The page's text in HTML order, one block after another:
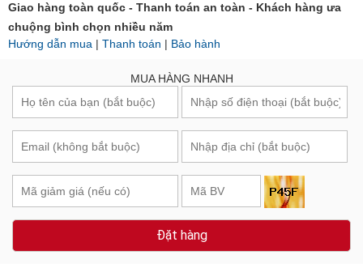
Giao hàng toàn quốc - Thanh toán an toàn - Khách hàng ưa
chuộng bình chọn nhiều năm
Hướng dẫn mua | Thanh toán | Bảo hành
MUA HÀNG NHANH
Đặt hàng